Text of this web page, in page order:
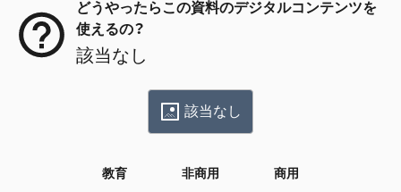
どうやったらこの資料のデジタルコンテンツを
使えるの？
該当なし
該当なし
教育 非商用 商用